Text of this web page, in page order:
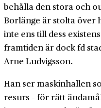
behålla den stora och
Borlänge är stolta över
inte ens till dess
framtiden är dock fd
Arne Ludvigsson.
Han ser maskinhallen
resurs – för rätt